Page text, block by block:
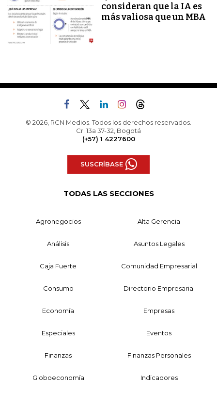
consideran que la IA es
más valiosa que un MBA
© 2026, RCN Medios. Todos los derechos reservados.
Cr. 13a 37-32, Bogotá
(+57) 1 4227600
SUSCRÍBASE
TODAS LAS SECCIONES
Agronegocios Alta Gerencia
Análisis Asuntos Legales
Caja Fuerte Comunidad Empresarial
Consumo Directorio Empresarial
Economía Empresas
Especiales Eventos
Finanzas Finanzas Personales
Globoeconomía Indicadores